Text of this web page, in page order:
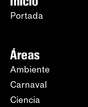
Portada
Áreas
Ambiente
Carnaval
Ciencia